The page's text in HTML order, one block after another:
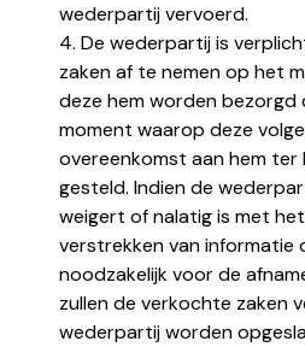
wederpartij vervoerd.
4. De wederpartij is
zaken af te nemen op het
deze hem worden bezorgd
moment waarop deze
overeenkomst aan hem ter
gesteld. Indien de
weigert of nalatig is met het
verstrekken van informatie
noodzakelijk voor de
zullen de verkochte zaken
wederpartij worden